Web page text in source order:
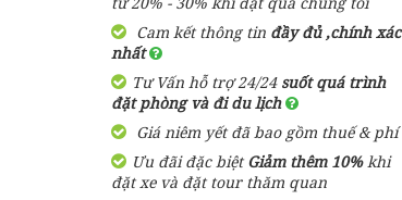
Cam kết thông tin đầy đủ ,chính xác
nhất
Tư Vấn hỗ trợ 24/24 suốt quá trình
đặt phòng và đi du lịch
Giá niêm yết đã bao gồm thuế & phí
Ưu đãi đặc biệtGiảm thêm 10%khi
đặt xe và đặt tour thăm quan